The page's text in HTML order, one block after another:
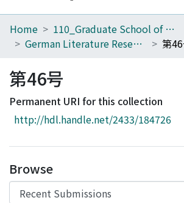
Home
Browse
Download Ranking
Access Statistics
Home
110_Graduate School of Human and Environmental Studies
German Literature Research
第
第46号
Permanent URI for this collection
http://hdl.handle.net/2433/184726
Browse